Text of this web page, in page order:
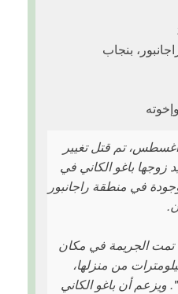
بنجاب
يوم الأربعاء، 30 أغسطس، تم قتل تغيير
زوجها باغو الكاني في
في منطقة راجانبور
تمت الجريمة في مكان
من منزلها،
أن باغو الكاني